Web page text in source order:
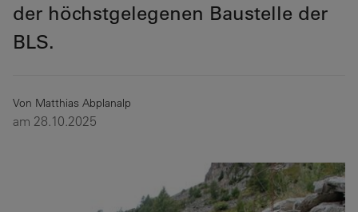
der höchstgelegenen Baustelle der
BLS.
Von Matthias Abplanalp
am 28.10.2025